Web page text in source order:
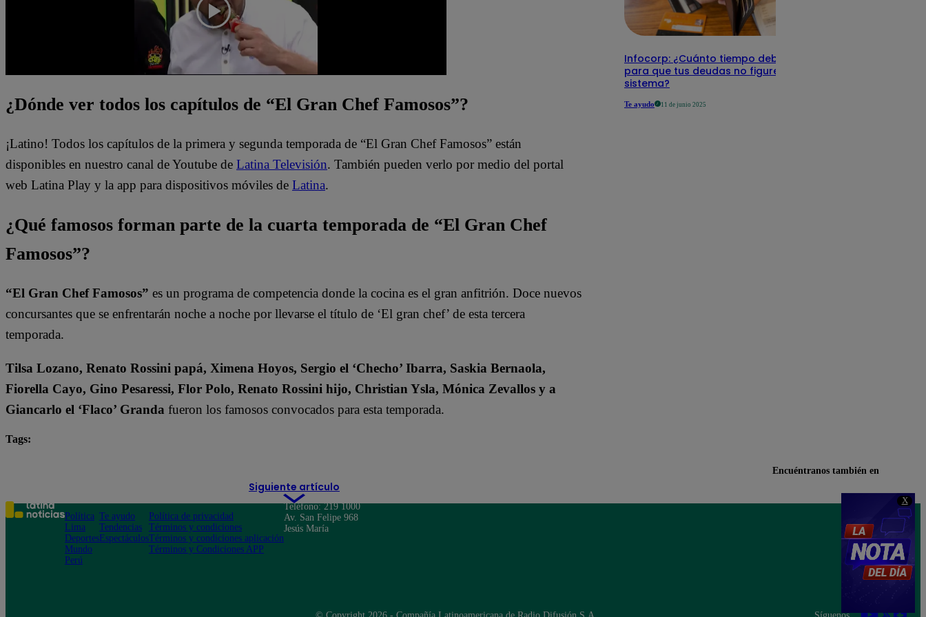
X
¿Dónde ver todos los capítulos de “El Gran Chef Famosos”?
¡Latino! Todos los capítulos de la primera y segunda temporada de “El Gran Chef Famosos” están
disponibles en nuestro canal de Youtube de Latina Televisión. También pueden verlo por medio del portal
web Latina Play y la app para dispositivos móviles de Latina.
¿Qué famosos forman parte de la cuarta temporada de “El Gran Chef
Famosos”?
“El Gran Chef Famosos” es un programa de competencia donde la cocina es el gran anfitrión. Doce nuevos
concursantes que se enfrentarán noche a noche por llevarse el título de ‘El gran chef’ de esta tercera
temporada.
Tilsa Lozano, Renato Rossini papá, Ximena Hoyos, Sergio el ‘Checho’ Ibarra, Saskia Bernaola,
Fiorella Cayo, Gino Pesaressi, Flor Polo, Renato Rossini hijo, Christian Ysla, Mónica Zevallos y a
Giancarlo el ‘Flaco’ Granda fueron los famosos convocados para esta temporada.
Tags:
Siguiente artículo
Infocorp: ¿Cuánto tiempo debe pasar
para que tus deudas no figuren en su
sistema?
Te ayudo 11 de junio 2025
Encuéntranos también en
Política
Lima
Deportes
Mundo
Perú
Te ayudo
Tendencias
Espectáculos
Política de privacidad
Términos y condiciones
Términos y condiciones aplicación
Términos y Condiciones APP
Teléfono: 219 1000
Av. San Felipe 968
Jesús María